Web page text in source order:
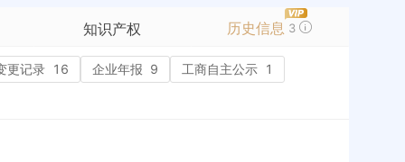
知识产权 历史信息 3
商标信息
更记录 16 企业年报 9 工商自主公示 1